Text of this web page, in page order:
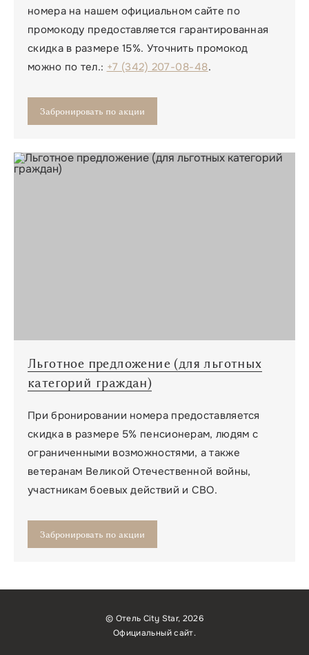
номера на нашем официальном сайте по
промокоду предоставляется гарантированная
скидка в размере 15%. Уточнить промокод
можно по тел.: +7 (342) 207-08-48.
Забронировать по акции
Льготное предложение (для льготных
категорий граждан)
При бронировании номера предоставляется
скидка в размере 5% пенсионерам, людям с
ограниченными возможностями, а также
ветеранам Великой Отечественной войны,
участникам боевых действий и СВО.
Забронировать по акции
© Отель City Star, 2026
Официальный сайт.